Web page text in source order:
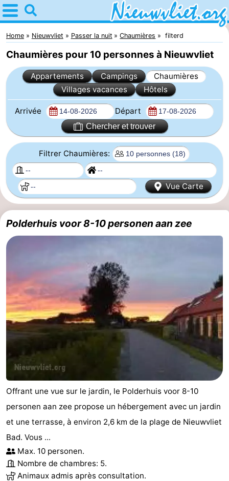
Home
Nieuwvliet
Astuces
Avec
enfants
la
nuit
Appartements
Campings
Chaumières
Bad
Meersee
-
Beach
Nieuwvliet-
Bad
-
Meulinge
EuroParcs
Cadzand
-
Hoogduin
-
Noordzee
Résidence
Cadzand-
Bad
-
Resort
Nieuwvliet-
Bad
-
Schoneveld
-
Strand
Resort
Nieuwvliet-
Bad
-
Waterdunen
-
Zeebad
-
Zonneweelde
-
Home Nieuwvliet Passer la nuit Chaumières filterd
Chaumières pour 10 personnes à Nieuwvliet
Appartements Campings
Chaumières
Villages vacances
Hôtels
Arrivée Départ
Chercher et trouver
Filtrer Chaumières:
Vue Carte
Polderhuis voor 8-10 personen aan zee
Offrant une vue sur le jardin, le Polderhuis voor 8-10
personen aan zee propose un hébergement avec un jardin
et une terrasse, à environ 2,6 km de la plage de Nieuwvliet
Bad. Vous ...
Max. 10 personen.
Nombre de chambres: 5.
Animaux admis après consultation.